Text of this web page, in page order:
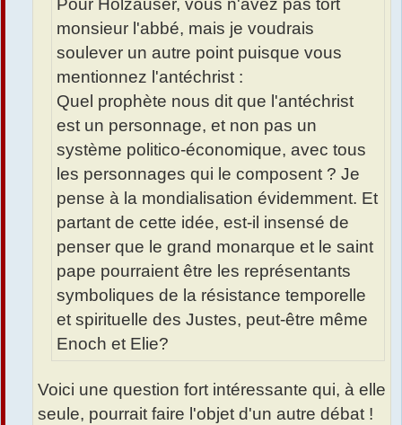
Pour Holzauser, vous n'avez pas tort
monsieur l'abbé, mais je voudrais
soulever un autre point puisque vous
mentionnez l'antéchrist :
Quel prophète nous dit que l'antéchrist
est un personnage, et non pas un
système politico-économique, avec tous
les personnages qui le composent ? Je
pense à la mondialisation évidemment. Et
partant de cette idée, est-il insensé de
penser que le grand monarque et le saint
pape pourraient être les représentants
symboliques de la résistance temporelle
et spirituelle des Justes, peut-être même
Enoch et Elie?
Voici une question fort intéressante qui, à elle
seule, pourrait faire l'objet d'un autre débat !